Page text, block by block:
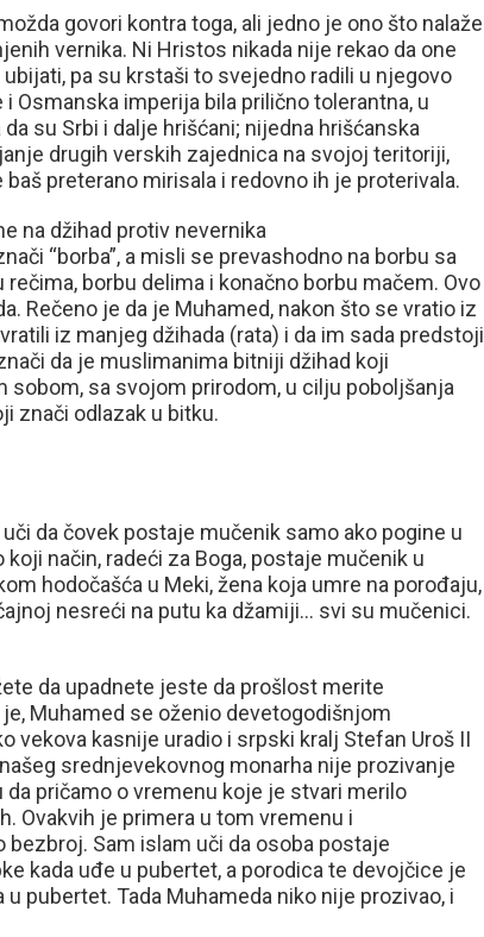
govori kontra toga, ali jedno je ono što nalaže
vernika. Ni Hristos nikada nije rekao da one
pa su krstaši to svejedno radili u njegovo
i Osmanska imperija bila prilično tolerantna, u
su Srbi i dalje hrišćani; nijedna hrišćanska
drugih verskih zajednica na svojoj teritoriji,
preterano mirisala i redovno ih je proterivala.
na džihad protiv nevernika
“borba”, a misli se prevashodno na borbu sa
borbu delima i konačno borbu mačem. Ovo
Rečeno je da je Muhamed, nakon što se vratio iz
iz manjeg džihada (rata) i da im sada predstoji
da je muslimanima bitniji džihad koji
sobom, sa svojom prirodom, u cilju poboljšanja
znači odlazak u bitku.
da čovek postaje mučenik samo ako pogine u
koji način, radeći za Boga, postaje mučenik u
hodočašća u Meki, žena koja umre na porođaju,
nesreći na putu ka džamiji… svi su mučenici.
da upadnete jeste da prošlost merite
Muhamed se oženio devetogodišnjom
vekova kasnije uradio i srpski kralj Stefan Uroš II
srednjevekovnog monarha nije prozivanje
pričamo o vremenu koje je stvari merilo
Ovakvih je primera u tom vremenu i
Sam islam uči da osoba postaje
kada uđe u pubertet, a porodica te devojčice je
u pubertet. Tada Muhameda niko nije prozivao, i